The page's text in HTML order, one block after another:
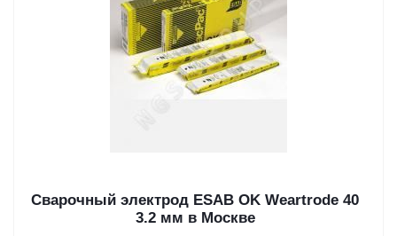
Сварочный электрод ESAB OK Weartrode 40
3.2 мм в Москве